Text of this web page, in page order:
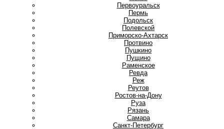
Первоуральск
Пермь
Подольск
Полевской
Приморско-Ахтарск
Протвино
Пушкино
Пущино
Раменское
Ревда
Реж
Реутов
Ростов-на-Дону
Руза
Рязань
Самара
Санкт-Петербург